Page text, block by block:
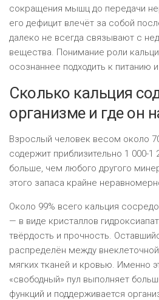
сокращения мышц до передачи
его дефицит влечёт за собой
далеко не всегда связывают с
вещества. Понимание роли
осознаннее подходить к питанию
Сколько кальция
организме и где он
Взрослый человек весом около
содержит приблизительно 1 000-
больше, чем любого другого
этого запаса крайне
Около 99% всего кальция
— в виде кристаллов
твёрдость и прочность.
распределён между
мягких тканей и кровью. Именно
«свободный» пул выполняет
функций и поддерживается